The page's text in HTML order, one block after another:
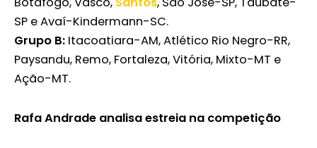
SP e Avaí-Kindermann-SC.
Grupo B: Itacoatiara-AM, Atlético Rio Negro-RR,
Paysandu, Remo, Fortaleza, Vitória, Mixto-MT e
Ação-MT.
Rafa Andrade analisa estreia na competição